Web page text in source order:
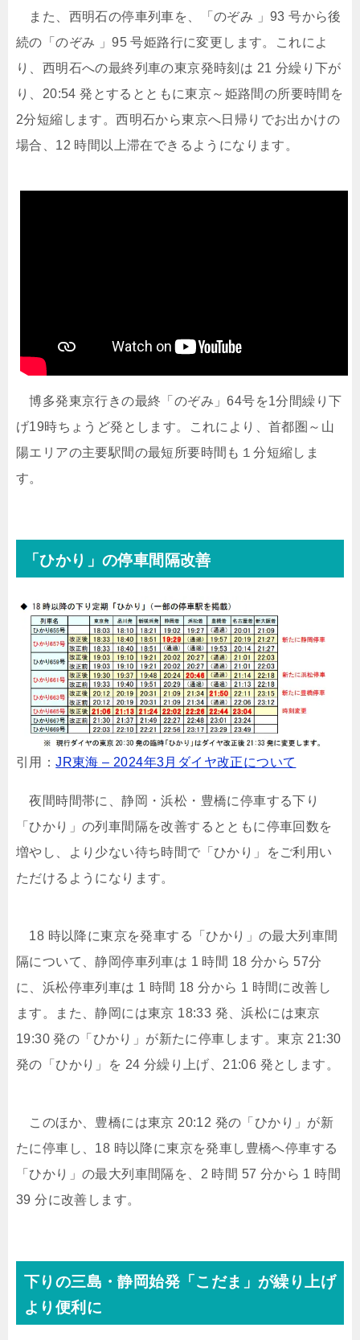
また、西明石の停車列車を、「のぞみ 」93 号から後
続の「のぞみ 」95 号姫路行に変更します。これによ
り、西明石への最終列車の東京発時刻は 21 分繰り下が
り、20:54 発とするとともに東京～姫路間の所要時間を
2分短縮します。西明石から東京へ日帰りでお出かけの
場合、12 時間以上滞在できるようになります。
博多発東京行きの最終「のぞみ」64号を1分間繰り下
げ19時ちょうど発とします。これにより、首都圏～山
陽エリアの主要駅間の最短所要時間も１分短縮しま
す。
「ひかり」の停車間隔改善
引用：JR東海 – 2024年3月ダイヤ改正について
夜間時間帯に、静岡・浜松・豊橋に停車する下り
「ひかり」の列車間隔を改善するとともに停車回数を
増やし、より少ない待ち時間で「ひかり」をご利用い
ただけるようになります。
18 時以降に東京を発車する「ひかり」の最大列車間
隔について、静岡停車列車は 1 時間 18 分から 57分
に、浜松停車列車は 1 時間 18 分から 1 時間に改善し
ます。また、静岡には東京 18:33 発、浜松には東京
19:30 発の「ひかり」が新たに停車します。東京 21:30
発の「ひかり」を 24 分繰り上げ、21:06 発とします。
このほか、豊橋には東京 20:12 発の「ひかり」が新
たに停車し、18 時以降に東京を発車し豊橋へ停車する
「ひかり」の最大列車間隔を、2 時間 57 分から 1 時間
39 分に改善します。
下りの三島・静岡始発「こだま」が繰り上げ
より便利に